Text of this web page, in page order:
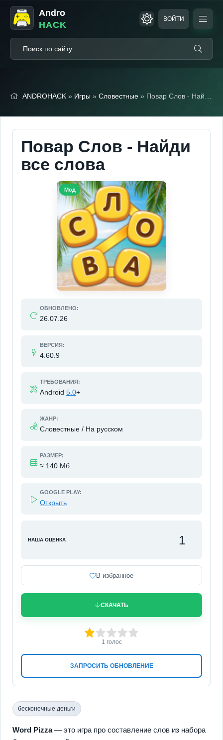
Andro
HACK
ВОЙТИ
ANDROHACK » Игры » Словестные » Повар Слов - Найди все слова (Мод, Много денег)
Повар Слов - Найди
все слова
ОБНОВЛЕНО:
26.07.26
ВЕРСИЯ:
4.60.9
ТРЕБОВАНИЯ:
Android 5.0+
ЖАНР:
Словестные / На русском
РАЗМЕР:
≈ 140 Мб
GOOGLE PLAY:
Открыть
НАША ОЦЕНКА 1
В избранное
СКАЧАТЬ
ЗАПРОСИТЬ ОБНОВЛЕНИЕ
3 4 5
1 голос
Мод
бесконечные деньги
Word Pizza— это игра про составление слов из набора